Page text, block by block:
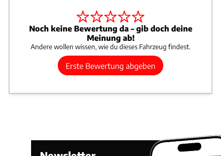
Noch keine Bewertung da – gib doch deine
Meinung ab!
Andere wollen wissen, wie du dieses Fahrzeug findest.
Erste Bewertung abgeben